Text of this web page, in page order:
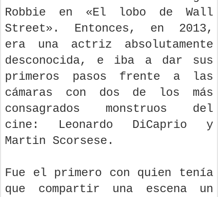
Robbie en «El lobo de Wall
Street». Entonces, en 2013,
era una actriz absolutamente
desconocida, e iba a dar sus
primeros pasos frente a las
cámaras con dos de los más
consagrados monstruos del
cine: Leonardo DiCaprio y
Martin Scorsese.
Fue el primero con quien tenía
que compartir una escena un